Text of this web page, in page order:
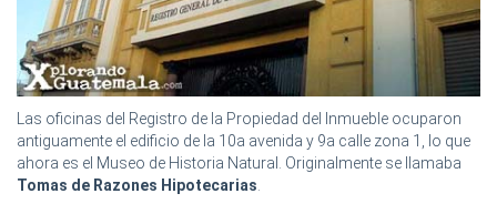
Las oficinas del Registro de la Propiedad del Inmueble ocuparon
antiguamente el edificio de la 10a avenida y 9a calle zona 1, lo que
ahora es el Museo de Historia Natural. Originalmente se llamaba
Tomas de Razones Hipotecarias